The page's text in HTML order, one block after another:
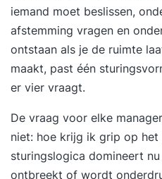
iemand moet beslissen,
afstemming vragen en
ontstaan als je de ruimte
maakt, past één
er vier vraagt.
De vraag voor elke
niet: hoe krijg ik grip op het
sturingslogica domineert
ontbreekt of wordt